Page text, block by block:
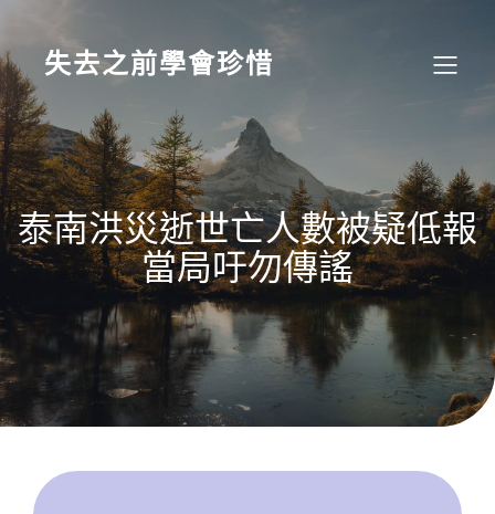
content
失去之前學會珍惜
泰南洪災逝世亡人數被疑低報
當局吁勿傳謠